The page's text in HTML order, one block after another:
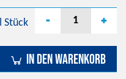
Stück - +
In den Warenkorb